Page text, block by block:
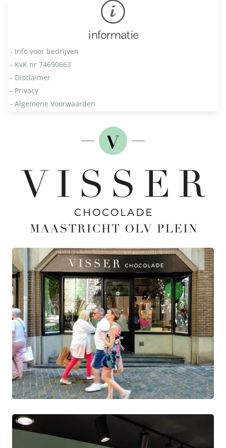
informatie
- Info voor bedrijven
- KvK nr 74690663
- Disclaimer
- Privacy
- Algemene Voorwaarden